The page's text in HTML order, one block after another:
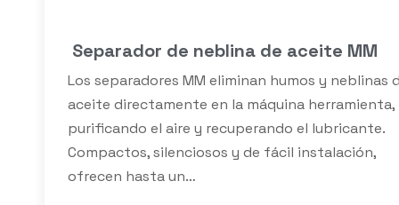
Separador de neblina de aceite MM
Los separadores MM eliminan humos y neblinas
aceite directamente en la máquina herramienta,
purificando el aire y recuperando el lubricante.
Compactos, silenciosos y de fácil instalación,
ofrecen hasta un…